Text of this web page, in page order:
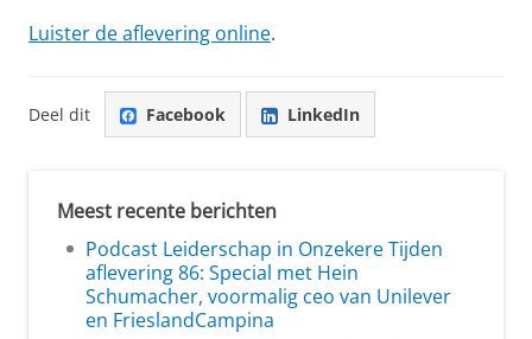
Luister de aflevering online.
Deel dit Facebook LinkedIn
Meest recente berichten
Podcast Leiderschap in Onzekere Tijden
aflevering 86: Special met Hein
Schumacher, voormalig ceo van Unilever
en FrieslandCampina